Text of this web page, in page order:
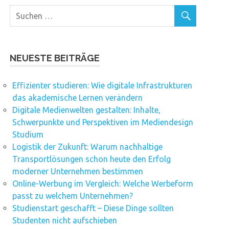
NEUESTE BEITRÄGE
Effizienter studieren: Wie digitale Infrastrukturen
das akademische Lernen verändern
Digitale Medienwelten gestalten: Inhalte,
Schwerpunkte und Perspektiven im Mediendesign
Studium
Logistik der Zukunft: Warum nachhaltige
Transportlösungen schon heute den Erfolg
moderner Unternehmen bestimmen
Online-Werbung im Vergleich: Welche Werbeform
passt zu welchem Unternehmen?
Studienstart geschafft – Diese Dinge sollten
Studenten nicht aufschieben